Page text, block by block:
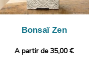
Bonsaï Zen
A partir de 35,00 €